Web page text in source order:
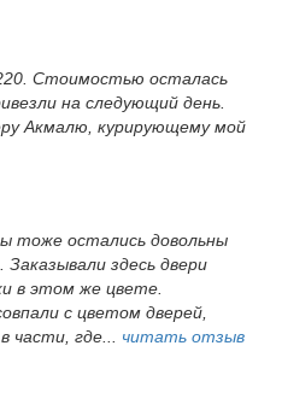
Стоимостью осталась
на следующий день.
Акмалю, курирующему мой
тоже остались довольны
здесь двери
в этом же цвете.
с цветом дверей,
части, где... читать отзыв